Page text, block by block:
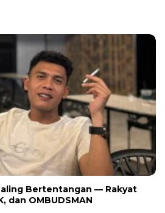
Bertentangan — Rakyat
dan OMBUDSMAN